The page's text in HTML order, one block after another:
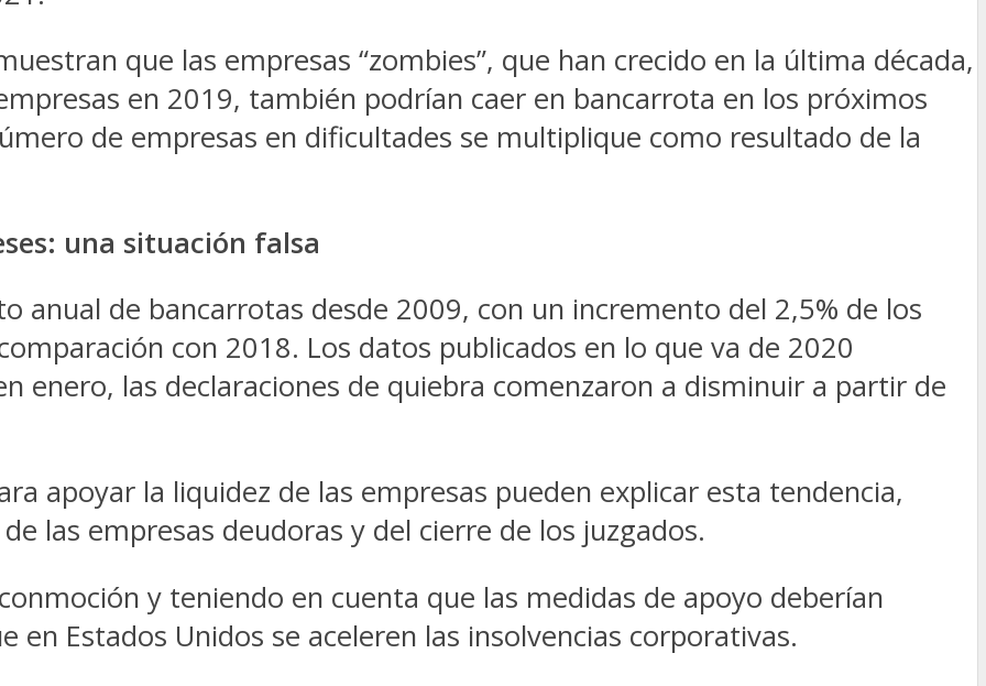
que las empresas “zombies”, que han crecido en la última década,
en 2019, también podrían caer en bancarrota en los próximos
de empresas en dificultades se multiplique como resultado de la
una situación falsa
anual de bancarrotas desde 2009, con un incremento del 2,5% de los
con 2018. Los datos publicados en lo que va de 2020
enero, las declaraciones de quiebra comenzaron a disminuir a partir de
apoyar la liquidez de las empresas pueden explicar esta tendencia,
las empresas deudoras y del cierre de los juzgados.
y teniendo en cuenta que las medidas de apoyo deberían
Estados Unidos se aceleren las insolvencias corporativas.